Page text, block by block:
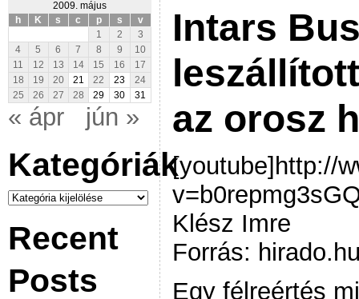
2009. május
h
K s c p s
v
1
2
3
4
5 6 7 8 9
10
11
12 13 14 15 16
17
18
19 20 21 22 23
24
25
26 27 28 29 30 31
« ápr jún »
Kategóriák
Kategóriák
Recent
Posts
Intars
az orosz
[youtube]http://
Klész Imre
Forrás:
Egy félreértés